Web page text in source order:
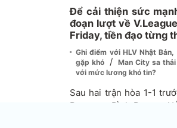
Để cải thiện sức
đoạn lượt về
Friday, tiền đạo từng
Ghi điểm với HLV Nhật
gặp khó
/
Man City sa
với mức lương khó tin?
Sau hai trận hòa 1-1
Becamex Bình Dương,